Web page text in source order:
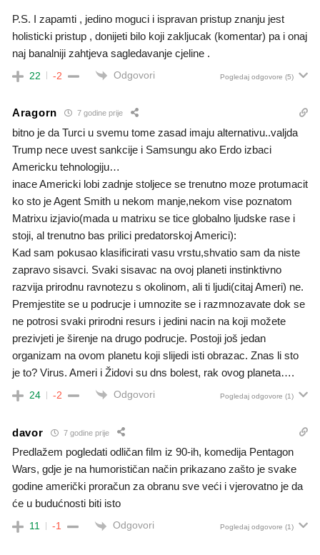
P.S. I zapamti , jedino moguci i ispravan pristup znanju jest
holisticki pristup , donijeti bilo koji zakljucak (komentar) pa i onaj
naj banalniji zahtjeva sagledavanje cjeline .
22 -2 Odgovori Pogledaj odgovore (5)
Aragorn 7 godine prije
bitno je da Turci u svemu tome zasad imaju alternativu..valjda
Trump nece uvest sankcije i Samsungu ako Erdo izbaci
Americku tehnologiju…
inace Americki lobi zadnje stoljece se trenutno moze protumacit
ko sto je Agent Smith u nekom manje,nekom vise poznatom
Matrixu izjavio(mada u matrixu se tice globalno ljudske rase i
stoji, al trenutno bas prilici predatorskoj Americi):
Kad sam pokusao klasificirati vasu vrstu,shvatio sam da niste
zapravo sisavci. Svaki sisavac na ovoj planeti instinktivno
razvija prirodnu ravnotezu s okolinom, ali ti ljudi(citaj Ameri) ne.
Premjestite se u podrucje i umnozite se i razmnozavate dok se
ne potrosi svaki prirodni resurs i jedini nacin na koji možete
prezivjeti je širenje na drugo podrucje. Postoji još jedan
organizam na ovom planetu koji slijedi isti obrazac. Znas li sto
je to? Virus. Ameri i Židovi su dns bolest, rak ovog planeta….
24 -2 Odgovori Pogledaj odgovore (1)
davor 7 godine prije
Predlažem pogledati odličan film iz 90-ih, komedija Pentagon
Wars, gdje je na humorističan način prikazano zašto je svake
godine američki proračun za obranu sve veći i vjerovatno je da
će u budućnosti biti isto
11 -1 Odgovori Pogledaj odgovore (1)